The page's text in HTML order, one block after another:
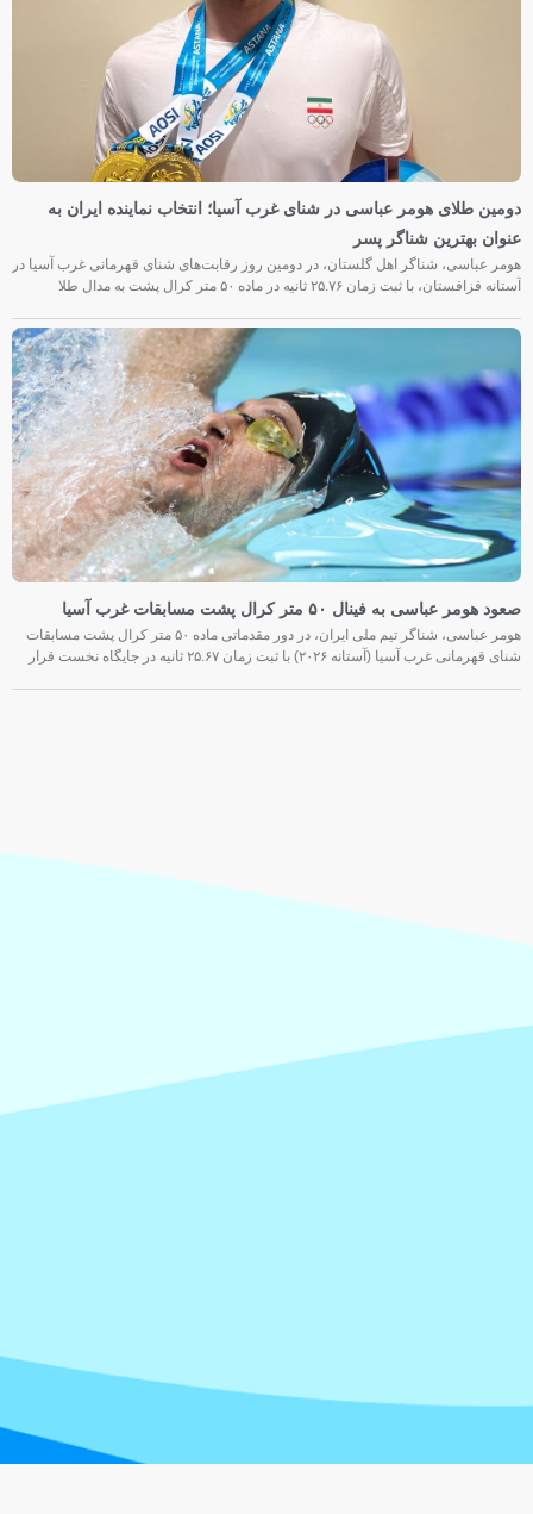
دومین طلای هومر عباسی در شنای غرب آسیا؛ انتخاب نماینده ایران به
عنوان بهترین شناگر پسر
هومر عباسی، شناگر اهل گلستان، در دومین روز رقابت‌های شنای قهرمانی غرب آسیا در
آستانه قزاقستان، با ثبت زمان ۲۵.۷۶ ثانیه در ماده ۵۰ متر کرال پشت به مدال طلا
صعود هومر عباسی به فینال ۵۰ متر کرال پشت مسابقات غرب آسیا
هومر عباسی، شناگر تیم ملی ایران، در دور مقدماتی ماده ۵۰ متر کرال پشت مسابقات
شنای قهرمانی غرب آسیا (آستانه ۲۰۲۶) با ثبت زمان ۲۵.۶۷ ثانیه در جایگاه نخست قرار